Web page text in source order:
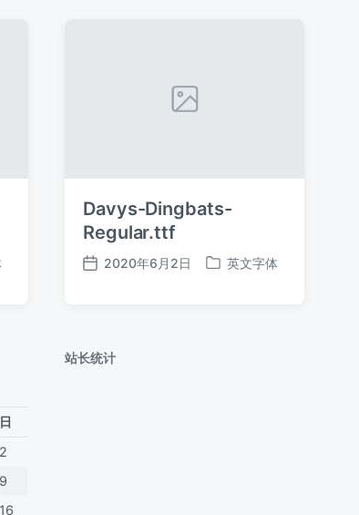
Davys-Dingbats-
Regular.ttf
发
2020年6月2日
发
英文字体
日
2
9
16
站长统计